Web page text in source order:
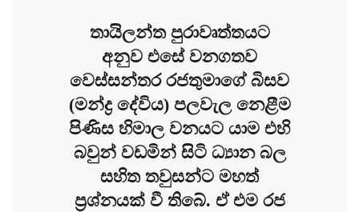
තායිලන්ත පුරාවෘත්තයට
අනුව එසේ වනගතව
වෙස්සන්තර රජතුමාගේ බිසව
(මන්ද්‍ර දේවිය) පලවැල නෙළීම
පිණිස හිමාල වනයට යාම එහි
බවුන් වඩමින් සිටි ධ්‍යාන බල
සහිත තවුසන්ට මහත්
ප්‍රශ්නයක් වී තිබේ. ඒ එම රජ